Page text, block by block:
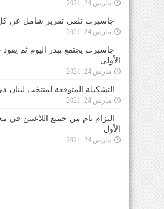
مارس 24, 2021
جاسبرت تلقى تقرير شامل عن
مارس 24, 2021
جاسبرت يجتمع ببدر اليوم ثم يقود
الأولى
مارس 24, 2021
التشكيلة المتوقعة لمنتخب لبنان
مارس 24, 2021
التزام تام من جميع اللاعبين في
الأول
مارس 24, 2021